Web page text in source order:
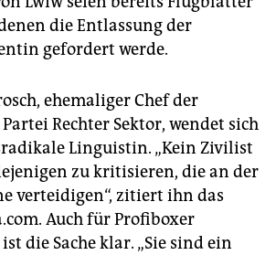
die Entlassung der
gefordert werde.
ehemaliger Chef der
Rechter Sektor, wendet sich
Linguistin. „Kein Zivilist
zu kritisieren, die an der
verteidigen“, zitiert ihn das
Auch für Profiboxer
die Sache klar. „Sie sind ein